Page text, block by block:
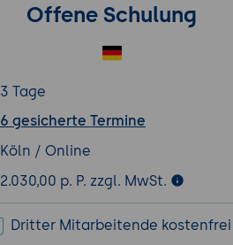
Offene Schulung
3 Tage
6 gesicherte Termine
Köln / Online
2.030,00 p. P. zzgl. MwSt.
Dritter Mitarbeitende kostenfrei